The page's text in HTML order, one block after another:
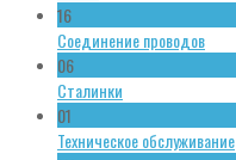
16
Соединение проводов
06
Сталинки
01
Техническое обслуживание